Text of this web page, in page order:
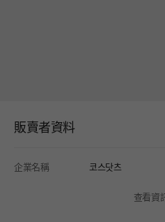
販賣者資料
企業名稱 코스닷츠
查看資